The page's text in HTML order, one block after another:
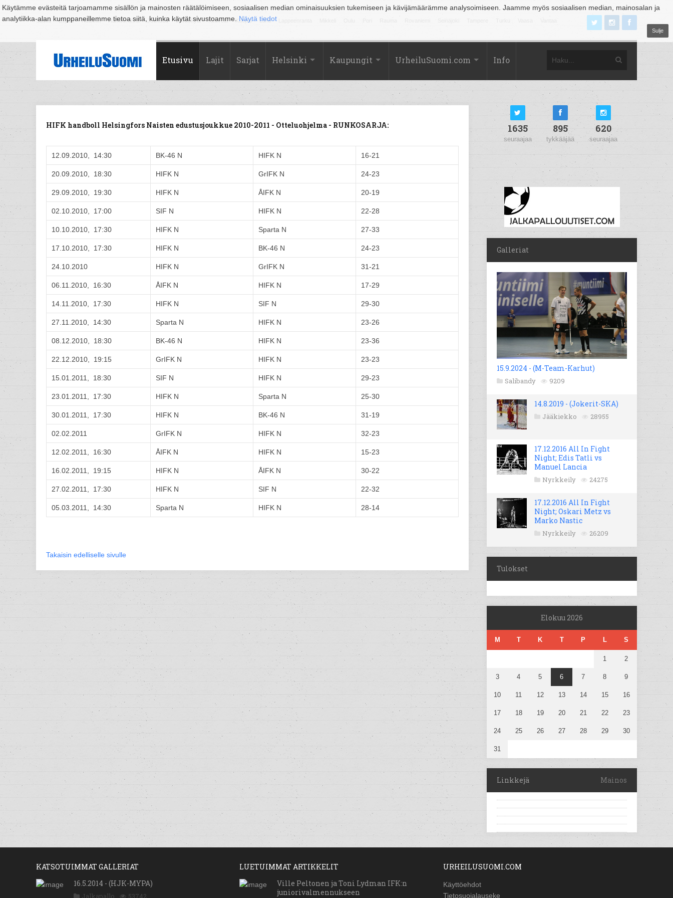
Käytämme evästeitä tarjoamamme sisällön ja mainosten räätälöimiseen, sosiaalisen median ominaisuuksien tukemiseen ja kävijämäärämme analysoimiseen. Jaamme myös sosiaalisen median, mainosalan ja
analytiikka-alan kumppaneillemme tietoa siitä, kuinka käytät sivustoamme. Näytä tiedot
Sulje
Suomi Espoo Helsinki Hämeenlinna Joensuu Jyväskylä Kouvola Kuopio Lahti
Etusivu Lajit Sarjat Helsinki Kaupungit UrheiluSuomi.com Info
HIFK handboll Helsingfors Naisten edustusjoukkue 2010-2011 - Otteluohjelma - RUNKOSARJA:
12.09.2010, 14:30 BK-46 N HIFK N 16-21
20.09.2010, 18:30 HIFK N GrIFK N 24-23
29.09.2010, 19:30 HIFK N ÅIFK N 20-19
02.10.2010, 17:00 SIF N HIFK N 22-28
10.10.2010, 17:30 HIFK N Sparta N 27-33
17.10.2010, 17:30 HIFK N BK-46 N 24-23
24.10.2010 HIFK N GrIFK N 31-21
06.11.2010, 16:30 ÅIFK N HIFK N 17-29
14.11.2010, 17:30 HIFK N SIF N 29-30
27.11.2010, 14:30 Sparta N HIFK N 23-26
08.12.2010, 18:30 BK-46 N HIFK N 23-36
22.12.2010, 19:15 GrIFK N HIFK N 23-23
15.01.2011, 18:30 SIF N HIFK N 29-23
23.01.2011, 17:30 HIFK N Sparta N 25-30
30.01.2011, 17:30 HIFK N BK-46 N 31-19
02.02.2011 GrIFK N HIFK N 32-23
12.02.2011, 16:30 ÅIFK N HIFK N 15-23
16.02.2011, 19:15 HIFK N ÅIFK N 30-22
27.02.2011, 17:30 HIFK N SIF N 22-32
05.03.2011, 14:30 Sparta N HIFK N 28-14
Takaisin edelliselle sivulle
1635
seuraajaa
895
tykkääjää
620
seuraajaa
Galleriat
15.9.2024 - (M-Team-Karhut)
Salibandy 9209
14.8.2019 - (Jokerit-SKA)
Jääkiekko 28955
17.12.2016 All In Fight
Night; Edis Tatli vs
Manuel Lancia
Nyrkkeily 24275
17.12.2016 All In Fight
Night; Oskari Metz vs
Marko Nastic
Nyrkkeily 26209
Tulokset
Elokuu 2026
M T K T P L S
1 2
3 4 5 6 7 8 9
10 11 12 13 14 15 16
17 18 19 20 21 22 23
24 25 26 27 28 29 30
31
Linkkejä Mainos
KATSOTUIMMAT GALLERIAT
16.5.2014 - (HJK-MYPA)
Jalkapallo 53742
LUETUIMMAT ARTIKKELIT
Ville Peltonen ja Toni Lydman IFK:n
juniorivalmennukseen
URHEILUSUOMI.COM
Käyttöehdot
Tietosuojalauseke